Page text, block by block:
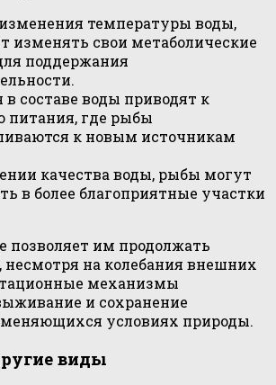
температуры воды,
изменять свои метаболические
поддержания
составе воды приводят к
питания, где рыбы
к новым источникам
качества воды, рыбы могут
в более благоприятные участки
позволяет им продолжать
несмотря на колебания внешних
механизмы
и сохранение
условиях природы.
виды